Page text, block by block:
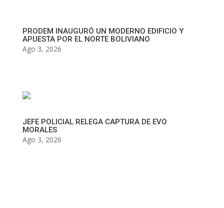
PRODEM INAUGURÓ UN MODERNO EDIFICIO Y
APUESTA POR EL NORTE BOLIVIANO
Ago 3, 2026
JEFE POLICIAL RELEGA CAPTURA DE EVO
MORALES
Ago 3, 2026